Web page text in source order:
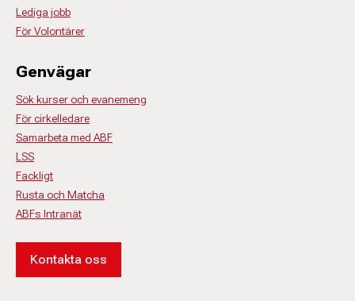
Lediga jobb
För Volontärer
Genvägar
Sök kurser och evanemeng
För cirkelledare
Samarbeta med ABF
LSS
Fackligt
Rusta och Matcha
ABFs Intranät
Kontakta oss